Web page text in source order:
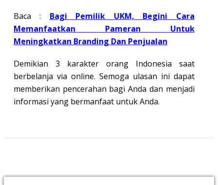
Baca : Bagi Pemilik UKM, Begini Cara
Memanfaatkan Pameran Untuk
Meningkatkan Branding Dan Penjualan
Demikian 3 karakter orang Indonesia saat
berbelanja via online. Semoga ulasan ini dapat
memberikan pencerahan bagi Anda dan menjadi
informasi yang bermanfaat untuk Anda.